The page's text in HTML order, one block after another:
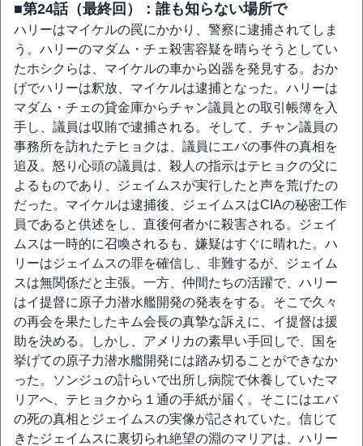
■第24話（最終回）：誰も知らない場所で
ハリーはマイケルの罠にかかり、警察に逮捕されてしま
う。ハリーのマダム・チェ殺害容疑を晴らそうとしてい
たホシクらは、マイケルの車から凶器を発見する。おか
げでハリーは釈放、マイケルは逮捕となった。ハリーは
マダム・チェの貸金庫からチャン議員との取引帳簿を入
手し、議員は収賄で逮捕される。そして、チャン議員の
事務所を訪れたテヒョクは、議員にエバの事件の真相を
追及。怒り心頭の議員は、殺人の指示はテヒョクの父に
よるものであり、ジェイムスが実行したと声を荒げたの
だった。マイケルは逮捕後、ジェイムスはCIAの秘密工作
員であると供述をし、直後何者かに殺害される。ジェイ
ムスは一時的に召喚されるも、嫌疑はすぐに晴れた。ハ
リーはジェイムスの罪を確信し、非難するが、ジェイム
スは無関係だと主張。一方、仲間たちの活躍で、ハリー
はイ提督に原子力潜水艦開発の発表をする。そこで久々
の再会を果たしたキム会長の真摯な訴えに、イ提督は援
助を決める。しかし、アメリカの素早い手回しで、国を
挙げての原子力潜水艦開発には踏み切ることができなか
った。ソンジュの計らいで出所し病院で休養していたマ
リアへ、テヒョクから１通の手紙が届く。そこにはエバ
の死の真相とジェイムスの実像が記されていた。信じて
きたジェイムスに裏切られ絶望の淵のマリアは、ハリー